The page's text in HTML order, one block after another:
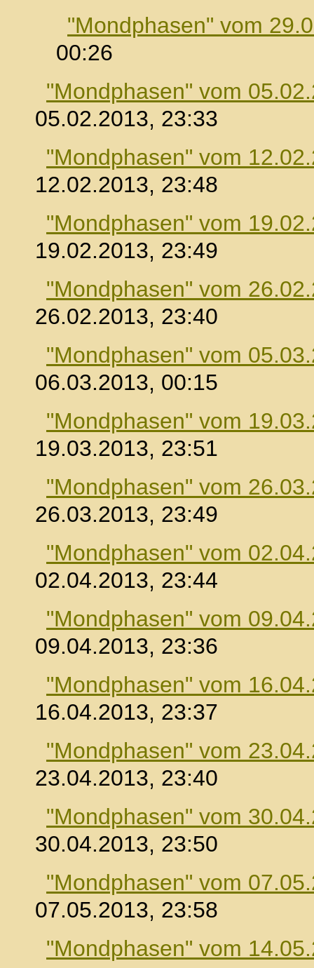
"Mondphasen" vom
00:26
"Mondphasen" vom
05.02.2013, 23:33
"Mondphasen" vom
12.02.2013, 23:48
"Mondphasen" vom
19.02.2013, 23:49
"Mondphasen" vom
26.02.2013, 23:40
"Mondphasen" vom
06.03.2013, 00:15
"Mondphasen" vom
19.03.2013, 23:51
"Mondphasen" vom
26.03.2013, 23:49
"Mondphasen" vom
02.04.2013, 23:44
"Mondphasen" vom
09.04.2013, 23:36
"Mondphasen" vom
16.04.2013, 23:37
"Mondphasen" vom
23.04.2013, 23:40
"Mondphasen" vom
30.04.2013, 23:50
"Mondphasen" vom
07.05.2013, 23:58
"Mondphasen" vom